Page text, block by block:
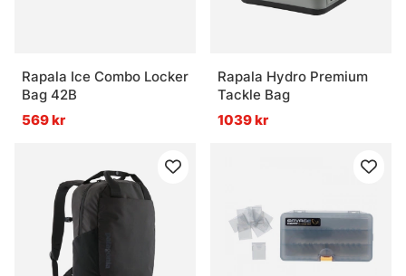
Rapala Ice Combo Locker
Bag 42B
569 kr
Rapala Hydro Premium
Tackle Bag
1039 kr